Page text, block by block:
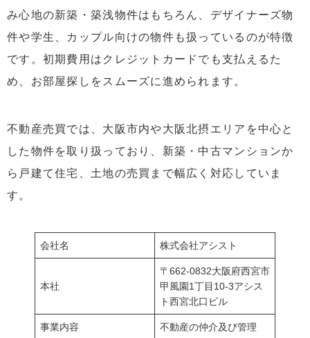
み心地の新築・築浅物件はもちろん、デザイナーズ物
件や学生、カップル向けの物件も扱っているのが特徴
です。初期費用はクレジットカードでも支払えるた
め、お部屋探しをスムーズに進められます。
不動産売買では、大阪市内や大阪北摂エリアを中心と
した物件を取り扱っており、新築・中古マンションか
ら戸建て住宅、土地の売買まで幅広く対応していま
す。
会社名 株式会社アシスト
本社
〒662-0832大阪府西宮市
甲風園1丁目10-3アシス
ト西宮北口ビル
事業内容 不動産の仲介及び管理